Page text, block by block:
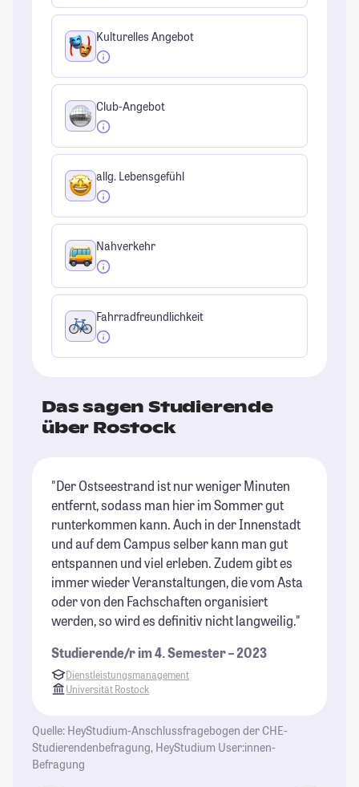
Kulturelles Angebot
Club-Angebot
allg. Lebensgefühl
Nahverkehr
Fahrradfreundlichkeit
Das sagen Studierende
über Rostock
"Der Ostseestrand ist nur weniger Minuten
entfernt, sodass man hier im Sommer gut
runterkommen kann. Auch in der Innenstadt
und auf dem Campus selber kann man gut
entspannen und viel erleben. Zudem gibt es
immer wieder Veranstaltungen, die vom Asta
oder von den Fachschaften organisiert
werden, so wird es definitiv nicht langweilig."
Studierende/r im 4. Semester – 2023
Dienstleistungsmanagement
Universität Rostock
Quelle: HeyStudium-Anschlussfragebogen der CHE-
Studierendenbefragung, HeyStudium User:innen-
Befragung